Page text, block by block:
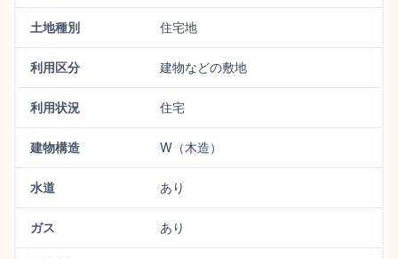
土地種別 住宅地
利用区分 建物などの敷地
利用状況 住宅
建物構造 W（木造）
水道 あり
ガス あり